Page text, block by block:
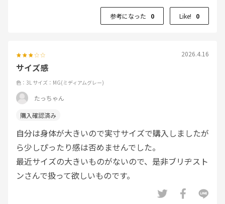
参考になった 0 Like! 0
2026.4.16
サイズ感
色：3L サイズ：MG(ミディアムグレー)
たっちゃん
自分は身体が大きいので実寸サイズで購入しましたが
ら少しぴったり感は否めませんでした。
最近サイズの大きいものがないので、是非ブリヂスト
ンさんで扱って欲しいものです。